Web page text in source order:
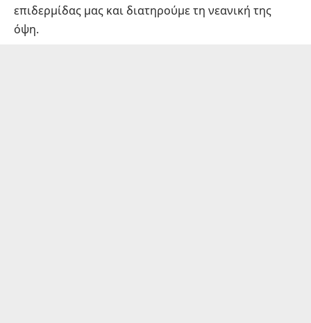
επιδερμίδας μας και διατηρούμε τη νεανική της
όψη.